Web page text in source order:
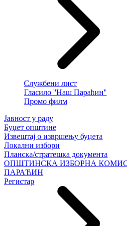
Службени лист
Гласило ''Наш Параћин''
Промо филм
Јавност у раду
Буџет општине
Извештај о извршењу буџета
Локални избори
Планска/стратешка документа
ОПШТИНСКА ИЗБОРНА
ПАРАЋИН
Регистар